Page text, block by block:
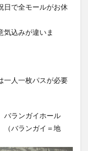
日で全モールがお休
気込みが違いま
一人一枚パスが必要
バランガイホール
（バランガイ＝地